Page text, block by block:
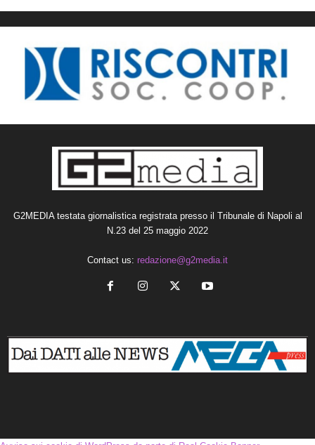
G2MEDIA testata giornalistica registrata presso il Tribunale di Napoli al
N.23 del 25 maggio 2022
Contact us: redazione@g2media.it